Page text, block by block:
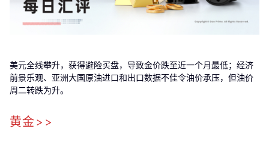
美元全线攀升，获得避险买盘，导致金价跌至近一个月最低；经济
前景乐观、亚洲大国原油进口和出口数据不佳令油价承压，但油价
周二转跌为升。
黄金>>